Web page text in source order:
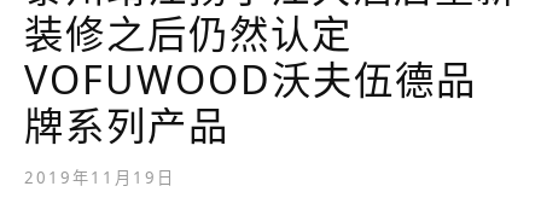
装修之后仍然认定
VOFUWOOD沃夫伍德品
牌系列产品
2019年11月19日